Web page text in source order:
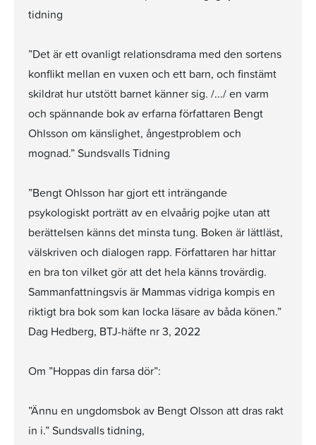
tidning
”Det är ett ovanligt relationsdrama med den sortens
konflikt mellan en vuxen och ett barn, och finstämt
skildrat hur utstött barnet känner sig. /.../ en varm
och spännande bok av erfarna författaren Bengt
Ohlsson om känslighet, ångestproblem och
mognad.” Sundsvalls Tidning
”Bengt Ohlsson har gjort ett inträngande
psykologiskt porträtt av en elvaårig pojke utan att
berättelsen känns det minsta tung. Boken är lättläst,
välskriven och dialogen rapp. Författaren har hittar
en bra ton vilket gör att det hela känns trovärdig.
Sammanfattningsvis är Mammas vidriga kompis en
riktigt bra bok som kan locka läsare av båda könen.”
Dag Hedberg, BTJ-häfte nr 3, 2022
Om ”Hoppas din farsa dör”:
”Ännu en ungdomsbok av Bengt Olsson att dras rakt
in i.” Sundsvalls tidning,